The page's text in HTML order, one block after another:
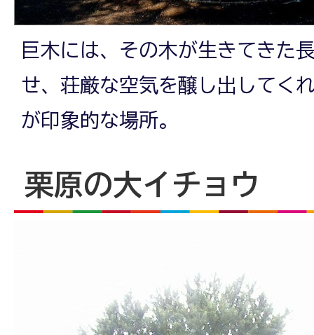
巨木には、その木が生きてきた
せ、荘厳な空気を醸し出してく
が印象的な場所。
栗原の大イチョウ